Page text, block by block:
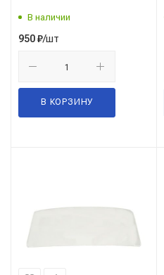
В наличии
950₽/шт
В КОРЗИНУ